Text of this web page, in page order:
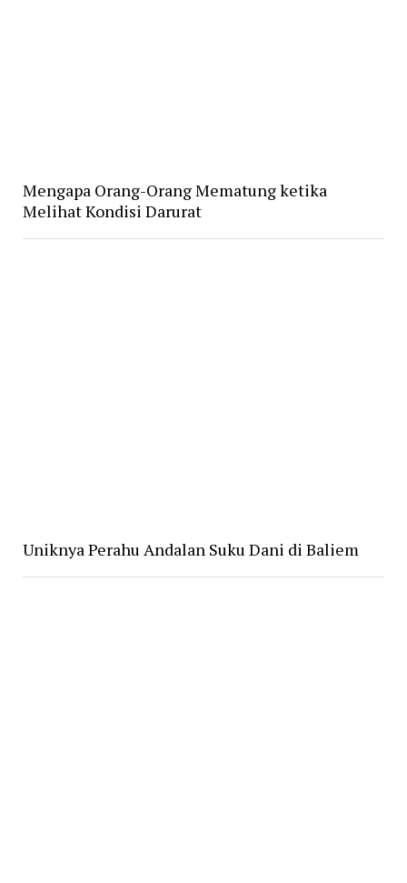
Mengapa Orang-Orang Mematung ketika
Melihat Kondisi Darurat
Uniknya Perahu Andalan Suku Dani di Baliem